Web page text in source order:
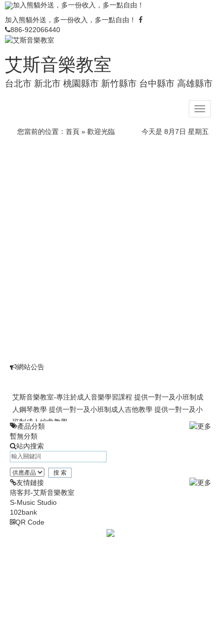
加入熊貓外送，多一份收入，多一點自由！
加入熊貓外送，多一份收入，多一點自由！
886-922066440
艾斯音樂教室
台北市 新北市 桃園縣市 新竹縣市 台中縣市 高雄縣市
T
o
g
今天是 8月7日 星期五
您當前的位置： 首頁 » 歡迎光臨
網站公告
艾斯音樂教室-專注於成人音樂學習課程 提供一對一及小班制成
人鋼琴教學 提供一對一及小班制成人吉他教學 提供一對一及小
班制成人編曲教學
產品分類
暫無分類
站內搜索
友情鏈接
痞客邦-艾斯音樂教室
S-Music Studio
102bank
QR Code